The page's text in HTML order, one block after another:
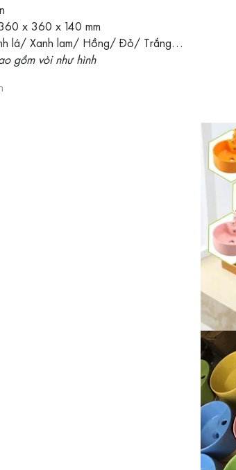
x 360 x 140 mm
lá/ Xanh lam/ Hồng/ Đỏ/ Trắng…
gồm vòi như hình